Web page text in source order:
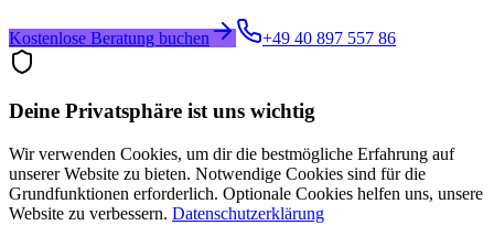
Kostenlose Beratung buchen +49 40 897 557 86
Deine Privatsphäre ist uns wichtig
Wir verwenden Cookies, um dir die bestmögliche Erfahrung auf
unserer Website zu bieten. Notwendige Cookies sind für die
Grundfunktionen erforderlich. Optionale Cookies helfen uns, unsere
Website zu verbessern. Datenschutzerklärung